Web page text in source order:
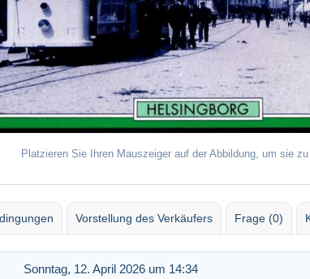
Platzieren Sie Ihren Mauszeiger auf der Abbildung, um sie
Vorstellung des Verkäufers Frage (0)
Sonntag, 12. April 2026 um 14:34